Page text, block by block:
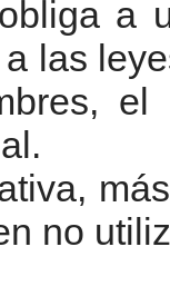
a
las
no